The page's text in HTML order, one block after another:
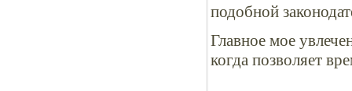
подобной
Главное мое
когда позволяет